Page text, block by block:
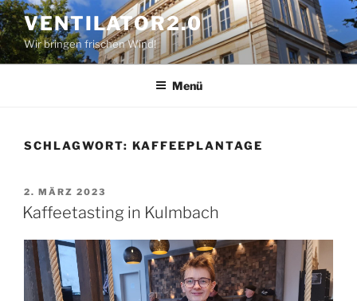
Zum
Inhalt
springen
VENTILATOR2.0
Wir bringen frischen Wind!
Menü
SCHLAGWORT: KAFFEEPLANTAGE
VERÖFFENTLICHT
AM
2. MÄRZ 2023
Kaffeetasting in Kulmbach